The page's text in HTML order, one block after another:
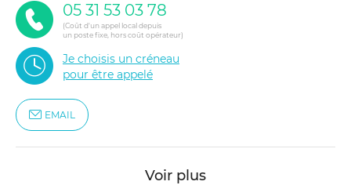
05 31 53 03 78
(Coût d'un appel local depuis
un poste fixe, hors coût opérateur)
Je choisis un créneau
pour être appelé
EMAIL
Voir plus